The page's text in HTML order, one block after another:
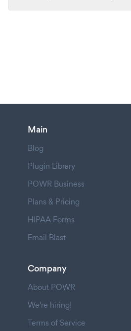
Main
Blog
Plugin Library
POWR Business
Plans & Pricing
HIPAA Forms
Email Blast
Company
About POWR
We're hiring!
Terms of Service